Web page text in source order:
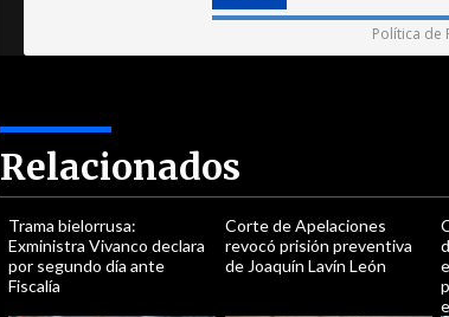
Política de
Relacionados
Trama bielorrusa:
Exministra Vivanco declara
por segundo día ante
Fiscalía
Corte de Apelaciones
revocó prisión preventiva
de Joaquín Lavín León